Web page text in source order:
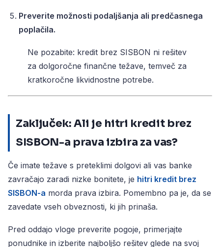
Preverite možnosti podaljšanja ali predčasnega
poplačila.
Ne pozabite: kredit brez SISBON ni rešitev
za dolgoročne finančne težave, temveč za
kratkoročne likvidnostne potrebe.
Zaključek: Ali je hitri kredit brez
SISBON-a prava izbira za vas?
Če imate težave s preteklimi dolgovi ali vas banke
zavračajo zaradi nizke bonitete, je hitri kredit brez
SISBON-a morda prava izbira. Pomembno pa je, da se
zavedate vseh obveznosti, ki jih prinaša.
Pred oddajo vloge preverite pogoje, primerjajte
ponudnike in izberite najboljšo rešitev glede na svoj